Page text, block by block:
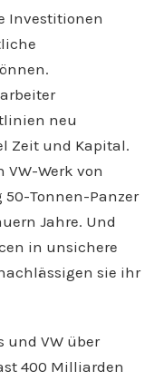
Investitionen
neu
Zeit und Kapital.
Werk von
Tonnen-Panzer
Jahre. Und
in unsichere
sie ihr
und VW über
400 Milliarden